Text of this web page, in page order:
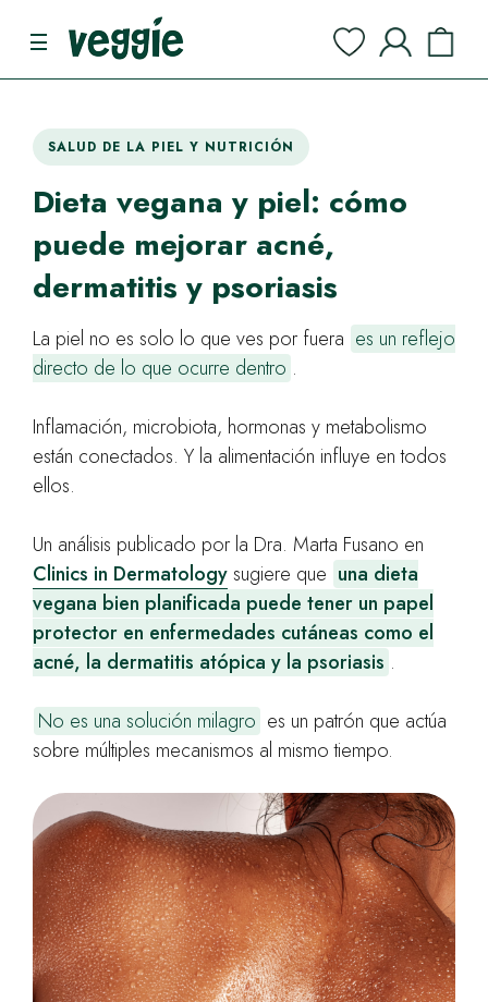
SALUD DE LA PIEL Y NUTRICIÓN
Dieta vegana y piel: cómo
puede mejorar acné,
dermatitis y psoriasis
La piel no es solo lo que ves por fuera es un reflejo
directo de lo que ocurre dentro .
Inflamación, microbiota, hormonas y metabolismo
están conectados. Y la alimentación influye en todos
ellos.
Un análisis publicado por la Dra. Marta Fusano en
Clinics in Dermatologysugiere que una dieta
vegana bien planificada puede tener un papel
protector en enfermedades cutáneas como el
acné, la dermatitis atópica y la psoriasis .
No es una solución milagro es un patrón que actúa
sobre múltiples mecanismos al mismo tiempo.